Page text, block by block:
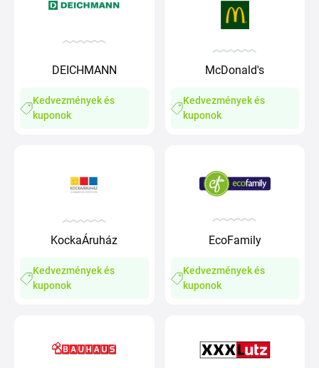
DEICHMANN
Kedvezmények és
kuponok
McDonald's
Kedvezmények és
kuponok
KockaÁruház
Kedvezmények és
kuponok
EcoFamily
Kedvezmények és
kuponok